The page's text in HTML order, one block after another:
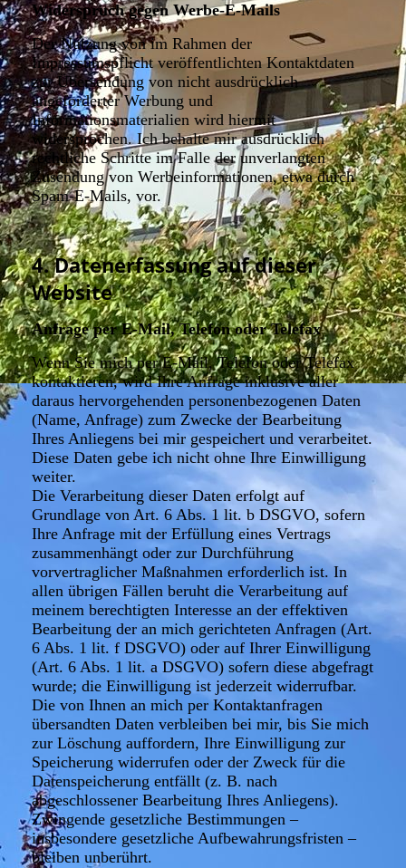
Widerspruch gegen Werbe-E-Mails
Der Nutzung von im Rahmen der
Impressumspflicht veröffentlichten Kontaktdaten
zur Übersendung von nicht ausdrücklich
angeforderter Werbung und
Informationsmaterialien wird hiermit
widersprochen. Ich behalte mir ausdrücklich
rechtliche Schritte im Falle der unverlangten
Zusendung von Werbeinformationen, etwa durch
Spam-E-Mails, vor.
4. Datenerfassung auf dieser
Website
Anfrage per E-Mail, Telefon oder Telefax
Wenn Sie mich per E-Mail, Telefon oder Telefax
kontaktieren, wird Ihre Anfrage inklusive aller
daraus hervorgehenden personenbezogenen Daten
(Name, Anfrage) zum Zwecke der Bearbeitung
Ihres Anliegens bei mir gespeichert und verarbeitet.
Diese Daten gebe ich nicht ohne Ihre Einwilligung
weiter.
Die Verarbeitung dieser Daten erfolgt auf
Grundlage von Art. 6 Abs. 1 lit. b DSGVO, sofern
Ihre Anfrage mit der Erfüllung eines Vertrags
zusammenhängt oder zur Durchführung
vorvertraglicher Maßnahmen erforderlich ist. In
allen übrigen Fällen beruht die Verarbeitung auf
meinem berechtigten Interesse an der effektiven
Bearbeitung der an mich gerichteten Anfragen (Art.
6 Abs. 1 lit. f DSGVO) oder auf Ihrer Einwilligung
(Art. 6 Abs. 1 lit. a DSGVO) sofern diese abgefragt
wurde; die Einwilligung ist jederzeit widerrufbar.
Die von Ihnen an mich per Kontaktanfragen
übersandten Daten verbleiben bei mir, bis Sie mich
zur Löschung auffordern, Ihre Einwilligung zur
Speicherung widerrufen oder der Zweck für die
Datenspeicherung entfällt (z. B. nach
abgeschlossener Bearbeitung Ihres Anliegens).
Zwingende gesetzliche Bestimmungen –
insbesondere gesetzliche Aufbewahrungsfristen –
bleiben unberührt.